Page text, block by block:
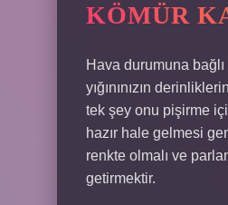
KÖMÜR
Hava durumuna
yığınınızın
tek şey onu pişirme
hazır hale gelmesi
renkte olmalı ve
getirmektir.